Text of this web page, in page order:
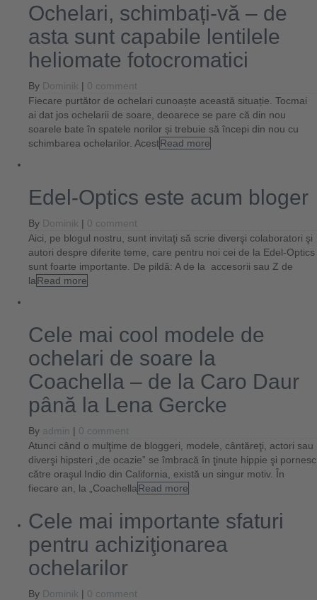
Ochelari, schimbați-vă – de
asta sunt capabile lentilele
heliomate fotocromatici
By Dominik | 0 comment
Fiecare purtător de ochelari cunoaște această situație. Tocmai
ai dat jos ochelarii de soare, deoarece se pare că din nou
soarele bate în spatele norilor și trebuie să începi din nou cu
schimbarea ochelarilor. AcestRead more
Edel-Optics este acum bloger
By Dominik | 0 comment
Aici, pe blogul nostru, sunt invitaţi să scrie diverşi colaboratori şi
autori despre diferite teme, care pentru noi cei de la Edel-Optics
sunt foarte importante. De pildă: A de la accesorii sau Z de
laRead more
Cele mai cool modele de
ochelari de soare la
Coachella – de la Caro Daur
până la Lena Gercke
By admin | 0 comment
Atunci când o mulţime de bloggeri, modele, cântăreţi, actori sau
diverşi hipsteri „de ocazie” se îmbracă în ţinute hippie şi pornesc
către oraşul Indio din California, există un singur motiv. În
fiecare an, la „CoachellaRead more
Cele mai importante sfaturi
pentru achiziţionarea
ochelarilor
By Dominik | 0 comment